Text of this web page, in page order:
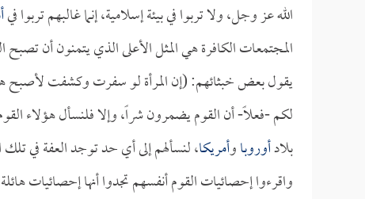
الله عز وجل، ولا تربوا في بيئة إسلامية، إنما غالبهم تربوا في
المجتمعات الكافرة هي المثل الأعلى الذي يتمنون أن تصبح
يقول بعض خبثائهم: (إن المرأة لو سفرت وكشفت لأصبح
لكم -فعلاً- أن القوم يضمرون شراً، وإلا فلنسأل هؤلاء
بلادأوروباوأمريكا، لنسألهم إلى أي حد توجد العفة في تلك
واقرءوا إحصائيات القوم أنفسهم تجدوا أنها إحصائيات